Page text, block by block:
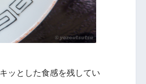
ッとした食感を残してい